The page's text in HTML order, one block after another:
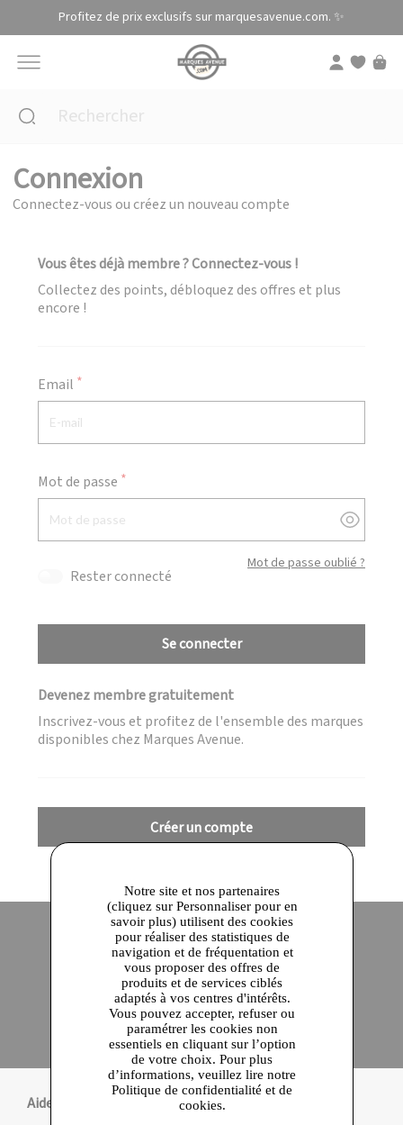
Profitez de prix exclusifs sur marquesavenue.com. ✨
Connexion
Connectez-vous ou créez un nouveau compte
Vous êtes déjà membre ? Connectez-vous !
Collectez des points, débloquez des offres et plus
encore !
Email
Mot de passe
Afficher/
Mot de passe oublié ?
Rester connecté
Se connecter
Devenez membre gratuitement
Inscrivez-vous et profitez de l'ensemble des marques
disponibles chez Marques Avenue.
Créer un compte
Site officiel Paiement en ligne sécurisé
Click and collect
en 24 heures
Qualité garantie
Aide
Panneau de gestion des cookies
Notre site et nos partenaires
(cliquez sur Personnaliser pour en
savoir plus) utilisent des cookies
pour réaliser des statistiques de
navigation et de fréquentation et
vous proposer des offres de
produits et de services ciblés
adaptés à vos centres d'intérêts.
Vous pouvez accepter, refuser ou
paramétrer les cookies non
essentiels en cliquant sur l’option
de votre choix. Pour plus
d’informations, veuillez lire notre
Politique de confidentialité et de
cookies.